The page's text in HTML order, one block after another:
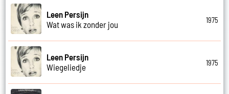
Leen Persijn
Wat was ik zonder jou
1975
Leen Persijn
Wiegeliedje
1975